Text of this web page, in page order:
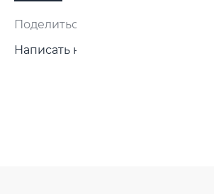
Поделиться:
Написать нам